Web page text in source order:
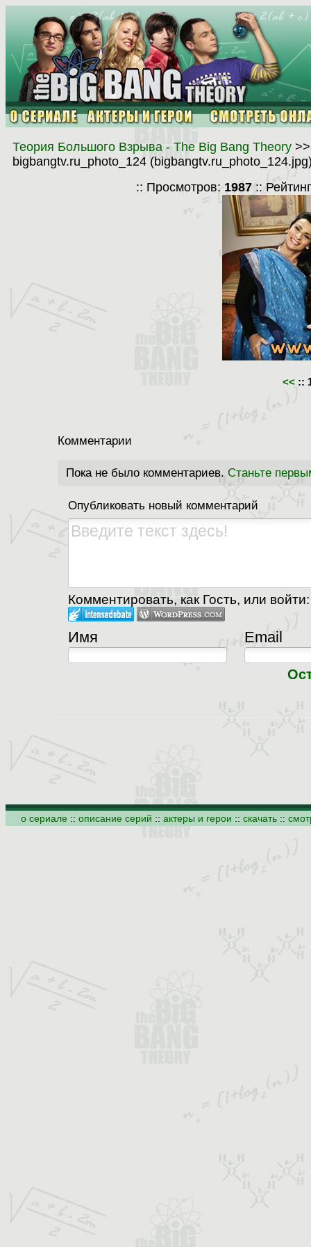
Теория Большого Взрыва - The Big Bang Theory
bigbangtv.ru_photo_124
:: Просмотров:1987::
<< ::
Комментарии
Пока не было комментариев. Станьте
Опубликовать новый комментарий
Комментировать, как Гость, или войти:
Имя Email
о сериале :: описание серий :: актеры и герои :: скачать ::